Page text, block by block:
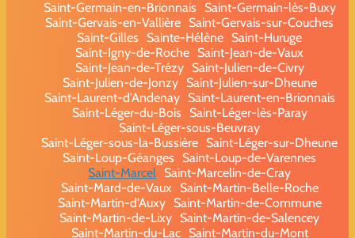
Saint-Germain-en-Brionnais
Saint-Germain-lès-Buxy
Saint-Gervais-en-Vallière Saint-Gervais-sur-Couches
Saint-Gilles
Sainte-Hélène Saint-Huruge
Saint-Igny-de-Roche Saint-Jean-de-Vaux
Saint-Jean-de-Trézy
Saint-Julien-de-Civry
Saint-Julien-de-Jonzy
Saint-Julien-sur-Dheune
Saint-Laurent-d'Andenay
Saint-Laurent-en-Brionnais
Saint-Léger-du-Bois
Saint-Léger-lès-Paray
Saint-Léger-sous-Beuvray
Saint-Léger-sous-la-Bussière Saint-Léger-sur-Dheune
Saint-Loup-Géanges
Saint-Loup-de-Varennes
Saint-Marcel
Saint-Marcelin-de-Cray
Saint-Mard-de-Vaux
Saint-Martin-Belle-Roche
Saint-Martin-d'Auxy
Saint-Martin-de-Commune
Saint-Martin-de-Lixy Saint-Martin-de-Salencey
Saint-Martin-du-Lac
Saint-Martin-du-Mont